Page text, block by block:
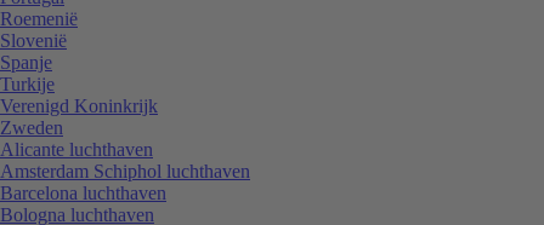
Roemenië
Slovenië
Spanje
Turkije
Verenigd Koninkrijk
Zweden
Alicante luchthaven
Amsterdam Schiphol luchthaven
Barcelona luchthaven
Bologna luchthaven